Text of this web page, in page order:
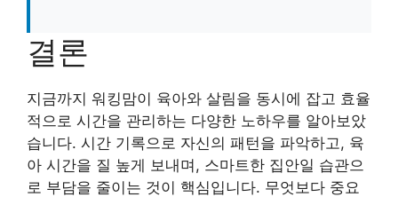
결론
지금까지 워킹맘이 육아와 살림을 동시에 잡고 효율
적으로 시간을 관리하는 다양한 노하우를 알아보았
습니다. 시간 기록으로 자신의 패턴을 파악하고, 육
아 시간을 질 높게 보내며, 스마트한 집안일 습관으
로 부담을 줄이는 것이 핵심입니다. 무엇보다 중요